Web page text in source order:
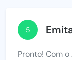
5
Pronto! Com